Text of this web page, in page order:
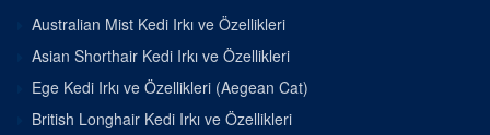
Australian Mist Kedi Irkı ve Özellikleri
Asian Shorthair Kedi Irkı ve Özellikleri
Ege Kedi Irkı ve Özellikleri (Aegean Cat)
British Longhair Kedi Irkı ve Özellikleri